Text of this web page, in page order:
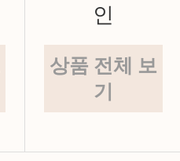
인
상품 전체 보
기